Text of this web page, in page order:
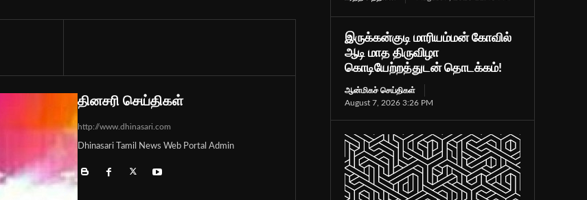
தினசரி செய்திகள்
http://www.dhinasari.com
Dhinasari Tamil News Web Portal Admin
இருக்கன்குடி மாரியம்மன் கோவில்
ஆடி மாத திருவிழா
கொடியேற்றத்துடன் தொடக்கம்!
ஆன்மிகச் செய்திகள்
August 7, 2026 3:26 PM